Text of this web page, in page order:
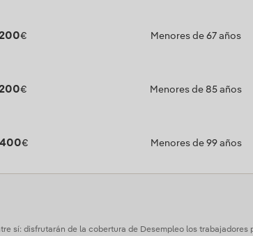
€ Menores de 67 años
€ Menores de 85 años
€ Menores de 99 años
sí: disfrutarán de la cobertura de Desempleo los